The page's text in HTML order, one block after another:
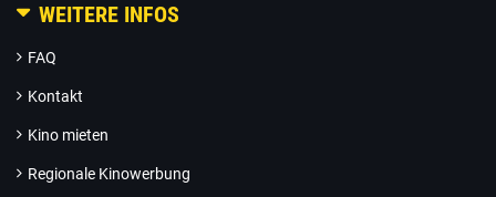
WEITERE INFOS
FAQ
Kontakt
Kino mieten
Regionale Kinowerbung